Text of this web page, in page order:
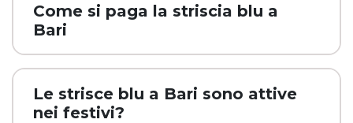
Come si paga la striscia blu a
Bari
Le strisce blu a Bari sono attive
nei festivi?